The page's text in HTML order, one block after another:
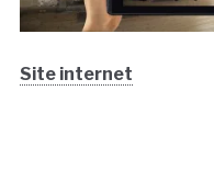
Site internet